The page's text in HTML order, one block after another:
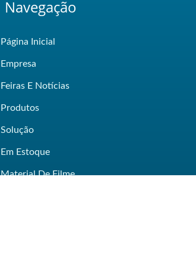
Navegação
Página Inicial
Empresa
Feiras E Notícias
Produtos
Solução
Em Estoque
Material De Filme